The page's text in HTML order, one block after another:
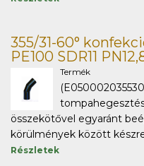
355/31-60°
PE100 SDR11
Termék
összekötővel egyaránt
körülmények között
Részletek